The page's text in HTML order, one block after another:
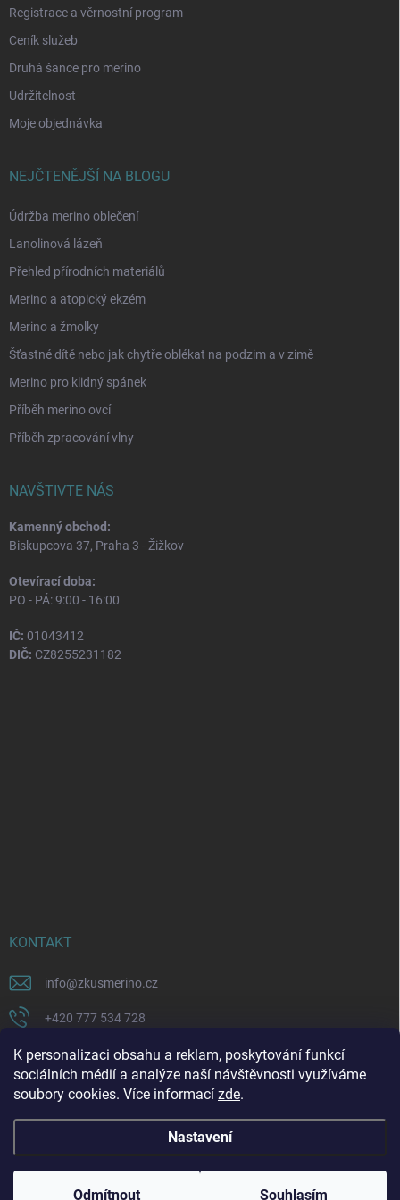
K personalizaci obsahu a reklam, poskytování funkcí
sociálních médií a analýze naší návštěvnosti využíváme
soubory cookies. Více informací zde.
Nastavení
Odmítnout Souhlasím
Registrace a věrnostní program
Ceník služeb
Druhá šance pro merino
Udržitelnost
Moje objednávka
NEJČTENĚJŠÍ NA BLOGU
Údržba merino oblečení
Lanolinová lázeň
Přehled přírodních materiálů
Merino a atopický ekzém
Merino a žmolky
Šťastné dítě nebo jak chytře oblékat na podzim a v zimě
Merino pro klidný spánek
Příběh merino ovcí
Příběh zpracování vlny
NAVŠTIVTE NÁS
Kamenný obchod:
Biskupcova 37, Praha 3 - Žižkov
Otevírací doba:
PO - PÁ: 9:00 - 16:00
IČ: 01043412
DIČ: CZ8255231182
KONTAKT
info@zkusmerino.cz
+420 777 534 728
https://www.facebook.com/zkusmerino/
zkusmerino.cz
Copyright 2026ZKUSMERINO. Všechna práva vyhrazena.Upravit nastavení